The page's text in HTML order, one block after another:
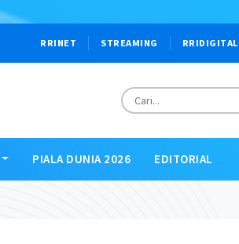
RRINET STREAMING RRIDIGITAL
PIALA DUNIA 2026 EDITORIAL